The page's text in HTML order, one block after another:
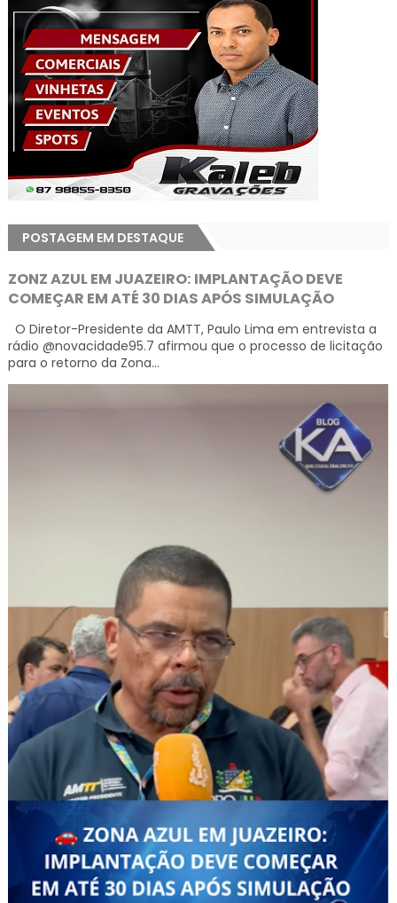
POSTAGEM EM DESTAQUE
ZONZ AZUL EM JUAZEIRO: IMPLANTAÇÃO DEVE
COMEÇAR EM ATÉ 30 DIAS APÓS SIMULAÇÃO
O Diretor-Presidente da AMTT, Paulo Lima em entrevista a
rádio @novacidade95.7 afirmou que o processo de licitação
para o retorno da Zona...